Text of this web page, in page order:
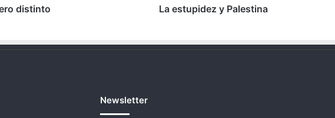
distinto La estupidez y Palestina
Newsletter